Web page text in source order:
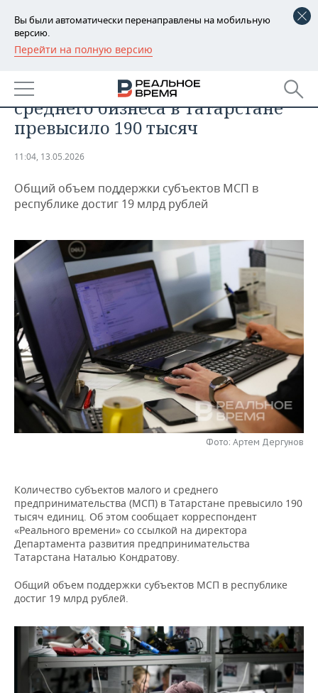
Вы были автоматически перенаправлены на мобильную
версию.
Перейти на полную версию
РЕГИОНЫ
БАШКОРТОСТАН
ТАТАРСТАН
НОВОСТИ
АНАЛИТИКА
ДЕКЛАРАЦИИ О ДОХОДАХ
КОРОЛИ ГОСЗАКАЗА ПФО
ВУЗЫ ТАТАРСТАНА
КОМУ ПРИНАДЛЕЖАТ
ТОРГОВЫЕ ЦЕНТРЫ
ТАТАРСТАНА
НОВОСТИ ЭКОНОМИКИ
ФИНАНСЫ
БАНКИ
БЮДЖЕТ
ИНВЕСТИЦИИ
ПРОМЫШЛЕННОСТЬ
НОВОСТИ
АГРОПРОМ
МАШИНОСТРОЕНИЕ
НЕФТЕХИМИЯ
НЕФТЬ
ОПК
ЭНЕРГЕТИКА
НЕДВИЖИМОСТЬ
НОВОСТИ НЕДВИЖИМОСТИ
АВТО
НОВОСТИ АВТО
БИЗНЕС
НОВОСТИ БИЗНЕСА
РОЗНИЧНАЯ ТОРГОВЛЯ
ТРАНСПОРТ
УСЛУГИ
ТЕХНОЛОГИИ
НОВОСТИ ТЕХНОЛОГИЙ
IT
МЕДИА
МЕРОПРИЯТИЯ
НОВОСТИ МЕРОПРИЯТИЙ
ВЫЕЗДНАЯ РЕДАКЦИЯ
ОТКРЫТАЯ ЛЕКЦИЯ
СПОРТ
НОВОСТИ СПОРТА
БАСКЕТБОЛ
ВОЛЕЙБОЛ
ФИГУРНОЕ КАТАНИЕ
ВОДНЫЕ ВИДЫ СПОРТА
ХОККЕЙ С МЯЧОМ
ОБЩЕСТВО
ИНФРАСТРУКТУРА
ИСТОРИЯ
МЕДИЦИНА
ОБРАЗОВАНИЕ
ПРОИСШЕСТВИЯ
СПРАВОЧНИК
СПИСОК ПЕРСОН
ПОЛНАЯ ВЕРСИЯ
Число субъектов малого и
среднего бизнеса в Татарстане
превысило 190 тысяч
11:04, 13.05.2026
Общий объем поддержки субъектов МСП в
республике достиг 19 млрд рублей
Фото: Артем Дергунов
Количество субъектов малого и среднего
предпринимательства (МСП) в Татарстане превысило 190
тысяч единиц. Об этом сообщает корреспондент
«Реального времени» со ссылкой на директора
Департамента развития предпринимательства
Татарстана Наталью Кондратову.
Общий объем поддержки субъектов МСП в республике
достиг 19 млрд рублей.